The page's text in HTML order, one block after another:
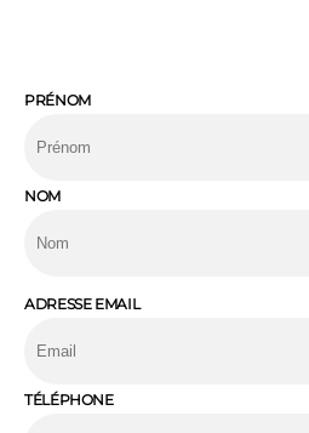
PRÉNOM
NOM
ADRESSE EMAIL
TÉLÉPHONE